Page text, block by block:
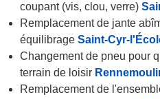
coupant (vis, clou, verre)
Remplacement de jante
équilibrage Saint-Cyr-
Changement de pneu pour
terrain de loisir
Remplacement de